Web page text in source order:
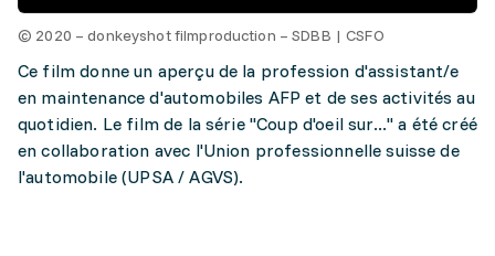
© 2020 – donkeyshot filmproduction – SDBB | CSFO
Ce film donne un aperçu de la profession d'assistant/e
en maintenance d'automobiles AFP et de ses activités au
quotidien. Le film de la série "Coup d'oeil sur..." a été créé
en collaboration avec l'Union professionnelle suisse de
l'automobile (UPSA / AGVS).